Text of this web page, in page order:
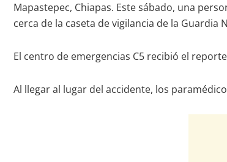
Mapastepec, Chiapas. Este sábado, una
cerca de la caseta de vigilancia de la Guardia
El centro de emergencias C5 recibió el
Al llegar al lugar del accidente, los